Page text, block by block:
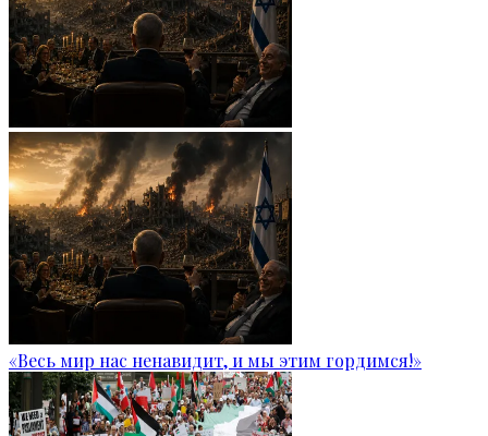
«Весь мир нас ненавидит, и мы этим гордимся!»